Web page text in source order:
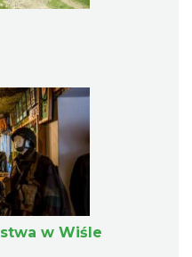
w Wiśle